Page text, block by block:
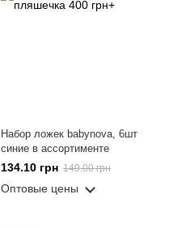
Набор ложек babynova, 6шт
синие в ассортименте
134.10 грн 149.00 грн
Оптовые цены